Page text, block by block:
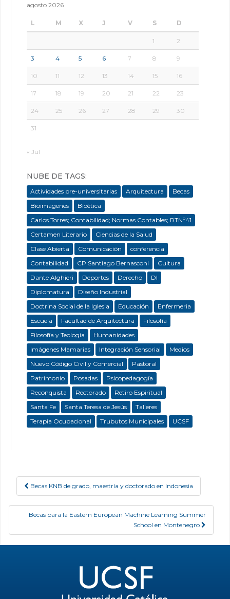
agosto 2026
L M X J V S D
1 2
3 4 5 6 7 8 9
10 11 12 13 14 15 16
17 18 19 20 21 22 23
24 25 26 27 28 29 30
31
« Jul
NUBE DE TAGS:
Actividades pre-universitarias Arquitectura
Becas
Bioimágenes
Bioética
Carlos Torres; Contabilidad; Normas Contables; RTNº41
Certamen Literario
Ciencias de la Salud
Clase Abierta
Comunicación
conferencia
Contabilidad
CP Santiago Bernasconi
Cultura
Dante Alghieri
Deportes Derecho
DI
Diplomatura
Diseño Industrial
Doctrina Social de la Iglesia
Educación
Enfermeria
Escuela
Facultad de Arquitectura
Filosofía
Filosofía y Teología
Humanidades
Imágenes Mamarias
Integración Sensorial
Medios
Nuevo Código Civil y Comercial
Pastoral
Patrimonio
Posadas
Psicopedagogía
Reconquista
Rectorado
Retiro Espiritual
Santa Fe
Santa Teresa de Jesús
Talleres
Terapia Ocupacional
Trubutos Municipales UCSF
Post navigation
Becas KNB de grado, maestría y doctorado en Indonesia
Becas para la Eastern European Machine Learning Summer
School en Montenegro